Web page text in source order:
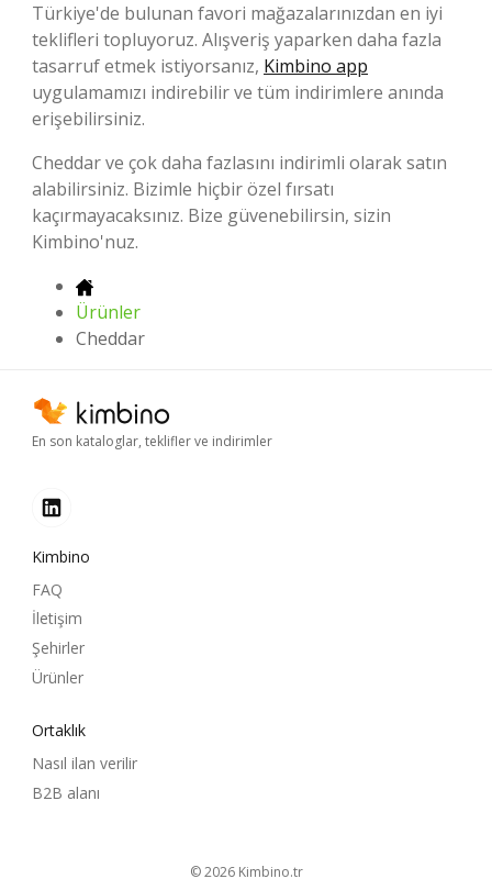
Türkiye'de bulunan favori mağazalarınızdan en iyi
teklifleri topluyoruz. Alışveriş yaparken daha fazla
tasarruf etmek istiyorsanız, Kimbino app
uygulamamızı indirebilir ve tüm indirimlere anında
erişebilirsiniz.
Cheddar ve çok daha fazlasını indirimli olarak satın
alabilirsiniz. Bizimle hiçbir özel fırsatı
kaçırmayacaksınız. Bize güvenebilirsin, sizin
Kimbino'nuz.
Ürünler
Cheddar
En son kataloglar, teklifler ve indirimler
Kimbino
FAQ
İletişim
Şehirler
Ürünler
Ortaklık
Nasıl ilan verilir
B2B alanı
© 2026 kimbino.tr